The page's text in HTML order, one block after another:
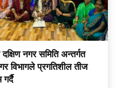
नगर समिति अन्तर्गत
विभागले प्रगतिशील तीज